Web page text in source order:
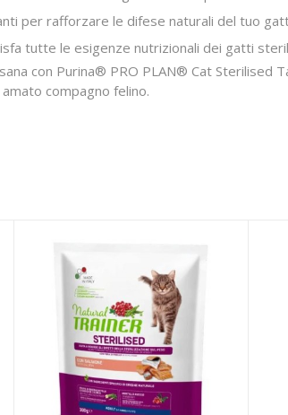
per rafforzare le difese naturali del tuo
tutte le esigenze nutrizionali dei gatti
con Purina® PRO PLAN® Cat Sterilised
compagno felino.